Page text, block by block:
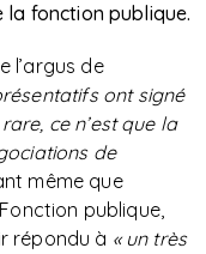
fonction publique.
l’argus de
ont signé
ce n’est que la
de
même que
publique,
répondu à « un très